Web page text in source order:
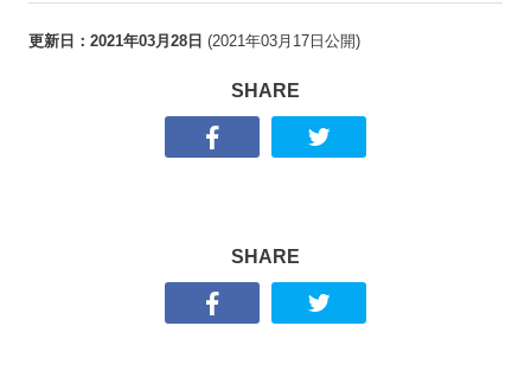
更新日： 2021年03月28日 (2021年03月17日 公開)
SHARE
SHARE